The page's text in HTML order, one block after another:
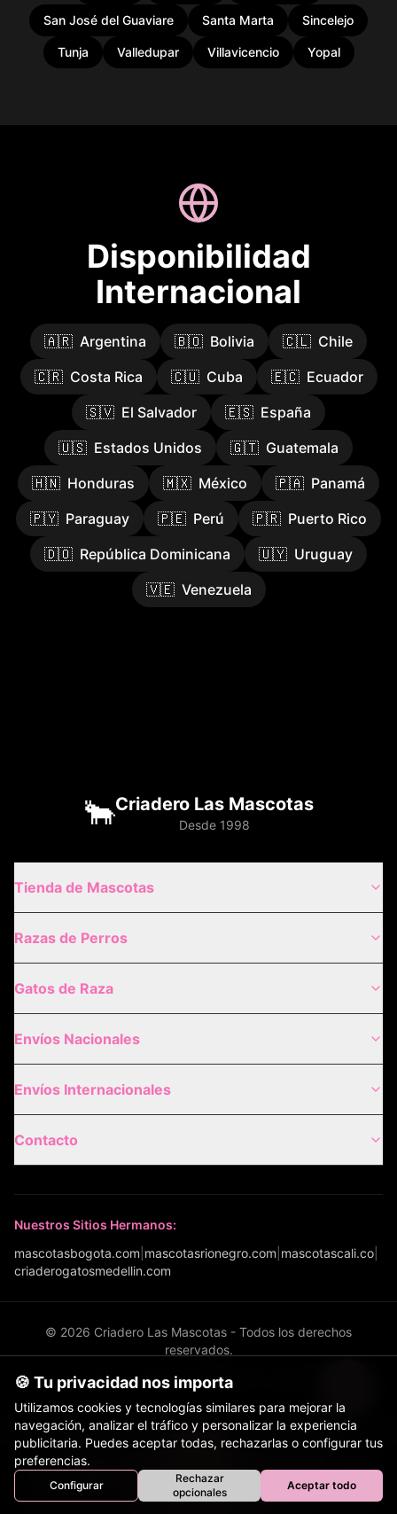
San José del Guaviare Santa Marta Sincelejo
Tunja Valledupar Villavicencio Yopal
Disponibilidad
Internacional
🇦🇷 Argentina 🇧🇴 Bolivia 🇨🇱 Chile
🇨🇷 Costa Rica 🇨🇺 Cuba 🇪🇨 Ecuador
🇸🇻 El Salvador 🇪🇸 España
🇺🇸 Estados Unidos 🇬🇹 Guatemala
🇭🇳 Honduras 🇲🇽 México 🇵🇦 Panamá
🇵🇾 Paraguay 🇵🇪 Perú 🇵🇷 Puerto Rico
🇩🇴 República Dominicana 🇺🇾 Uruguay
🇻🇪 Venezuela
Inicio Perros Tienda Bovinos Aves
🐂Criadero Las Mascotas
Desde 1998
Tienda de Mascotas
Razas de Perros
Gatos de Raza
Envíos Nacionales
Envíos Internacionales
Contacto
Nuestros Sitios Hermanos:
mascotasbogota.com mascotasrionegro.com mascotascali.co
criaderogatosmedellin.com
© 2026 Criadero Las Mascotas - Todos los derechos
reservados.
Política de Envíos|Configurar cookies
© 2026 Criadero Las Mascotas - Todos los derechos
Términos y Condiciones|Política de Privacidad|
Política de Envíos
🍪 Tu privacidad nos importa
Utilizamos cookies y tecnologías similares para mejorar la
navegación, analizar el tráfico y personalizar la experiencia
publicitaria. Puedes aceptar todas, rechazarlas o configurar tus
preferencias.
Configurar
Rechazar
opcionales
Aceptar todo